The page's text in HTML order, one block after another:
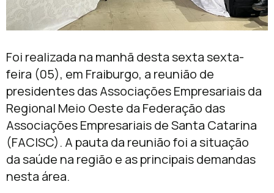
Foi realizada na manhã desta sexta sexta-
feira (05), em Fraiburgo, a reunião de
presidentes das Associações Empresariais da
Regional Meio Oeste da Federação das
Associações Empresariais de Santa Catarina
(FACISC). A pauta da reunião foi a situação
da saúde na região e as principais demandas
nesta área.